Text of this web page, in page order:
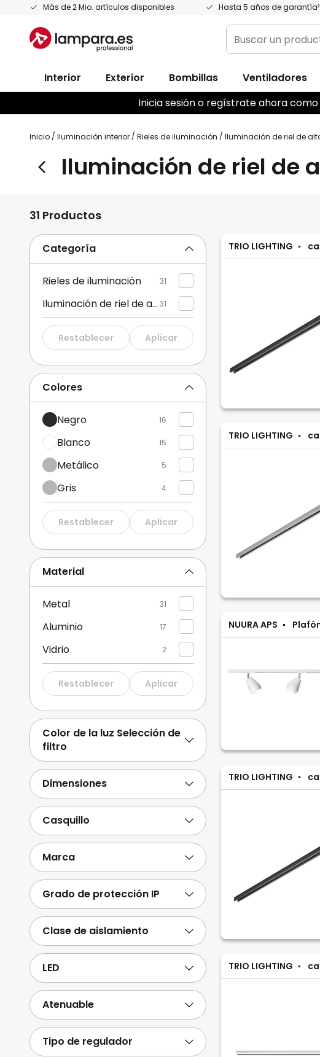
Más de 2 Mio. artículos disponibles Hasta 5 años de garantía²
Ir
contenido
Buscar
un
categoría,
marca...
Interior Exterior Bombillas Ventiladores
Inicia sesión o regístrate ahora
Inicio Iluminación interior Rieles de iluminación Iluminación de riel de
Iluminación de riel de
TRIO LIGHTING
TRIO LIGHTING
NUURA APS
TRIO LIGHTING
TRIO LIGHTING
Categoría
Rieles de iluminación 31
Iluminación de riel de alto voltaje 31
Restablecer Aplicar
Colores
Negro 16
Blanco 15
Metálico 5
Gris 4
Restablecer Aplicar
Material
Metal 31
Aluminio 17
Vidrio 2
Restablecer Aplicar
Color de la luz Selección de
filtro
Dimensiones
Casquillo
Marca
Grado de protección IP
Clase de aislamiento
LED
Atenuable
Tipo de regulador
31 Productos